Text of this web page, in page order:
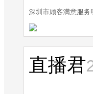
深圳市顾客满意服
直播君